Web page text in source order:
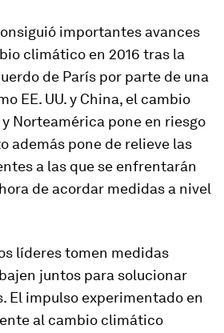
importantes avances
climático en 2016 tras la
de París por parte de una
EE. UU. y China, el cambio
Norteamérica pone en riesgo
además pone de relieve las
a las que se enfrentarán
de acordar medidas a nivel
líderes tomen medidas
juntos para solucionar
El impulso experimentado en
al cambio climático